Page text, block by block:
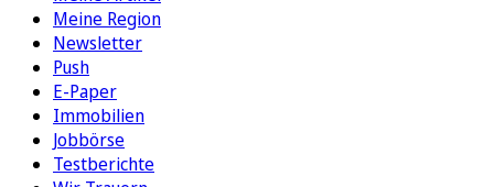
Meine Region
Newsletter
Push
E-Paper
Immobilien
Jobbörse
Testberichte